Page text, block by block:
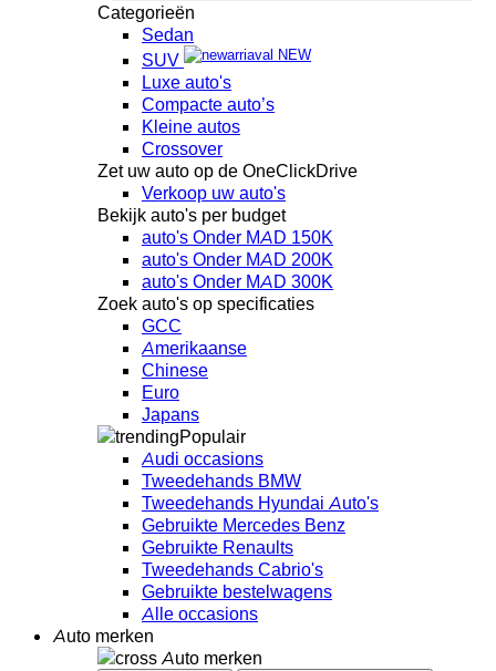
Categorieën
Sedan
SUV
NEW
Luxe auto's
Compacte auto’s
Kleine autos
Crossover
Zet uw auto op de OneClickDrive
Verkoop uw auto's
Bekijk auto's per budget
auto's Onder MAD 150K
auto's Onder MAD 200K
auto's Onder MAD 300K
Zoek auto's op specificaties
GCC
Amerikaanse
Chinese
Euro
Japans
Populair
Audi occasions
Tweedehands BMW
Tweedehands Hyundai Auto's
Gebruikte Mercedes Benz
Gebruikte Renaults
Tweedehands Cabrio's
Gebruikte bestelwagens
Alle occasions
Auto merken
Auto merken